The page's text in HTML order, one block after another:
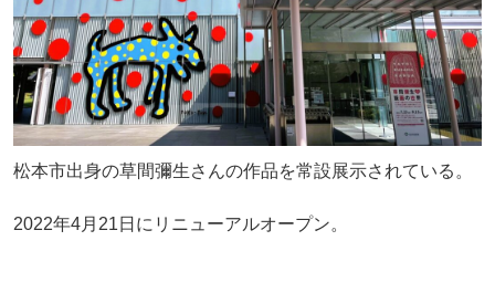
松本市出身の草間彌生さんの作品を常設展示されている。
2022年4月21日にリニューアルオープン。